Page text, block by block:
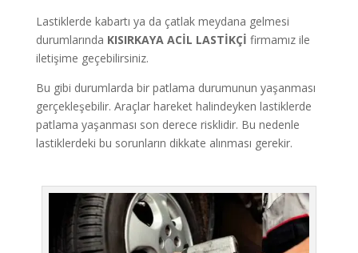
Lastiklerde kabartı ya da çatlak meydana gelmesi
durumlarında KISIRKAYA ACİL LASTİKÇİ firmamız ile
iletişime geçebilirsiniz.
Bu gibi durumlarda bir patlama durumunun yaşanması
gerçekleşebilir. Araçlar hareket halindeyken lastiklerde
patlama yaşanması son derece risklidir. Bu nedenle
lastiklerdeki bu sorunların dikkate alınması gerekir.